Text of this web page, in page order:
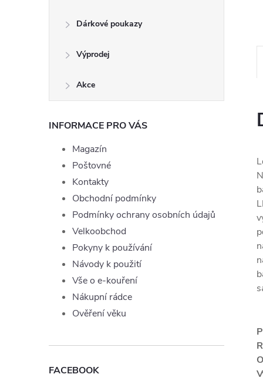
Dárkové poukazy
Výprodej
Akce
INFORMACE PRO VÁS
Magazín
Poštovné
Kontakty
Obchodní podmínky
Podmínky ochrany osobních údajů
Velkoobchod
Pokyny k používání
Návody k použití
Vše o e-kouření
Nákupní rádce
Ověření věku
FACEBOOK